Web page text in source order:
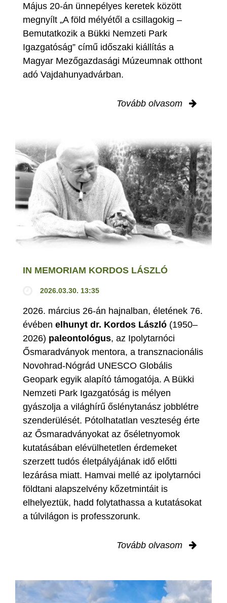
Május 20-án ünnepélyes keretek között
megnyílt „A föld mélyétől a csillagokig –
Bemutatkozik a Bükki Nemzeti Park
Igazgatóság” című időszaki kiállítás a
Magyar Mezőgazdasági Múzeumnak otthont
adó Vajdahunyadvárban.
Tovább olvasom
IN MEMORIAM KORDOS LÁSZLÓ
2026.03.30. 13:35
2026. március 26-án hajnalban, életének 76.
évében elhunyt dr. Kordos László (1950–
2026) paleontológus, az Ipolytarnóci
Ősmaradványok mentora, a transznacionális
Novohrad-Nógrád UNESCO Globális
Geopark egyik alapító támogatója. A Bükki
Nemzeti Park Igazgatóság is mélyen
gyászolja a világhírű őslénytanász jobblétre
szenderülését. Pótolhatatlan veszteség érte
az Ősmaradványokat az őséletnyomok
kutatásában elévülhetetlen érdemeket
szerzett tudós életpályájának idő előtti
lezárása miatt. Hamvai mellé az ipolytarnóci
földtani alapszelvény kőzetmintáit is
elhelyeztük, hadd folytathassa a kutatásokat
a túlvilágon is professzorunk.
Tovább olvasom